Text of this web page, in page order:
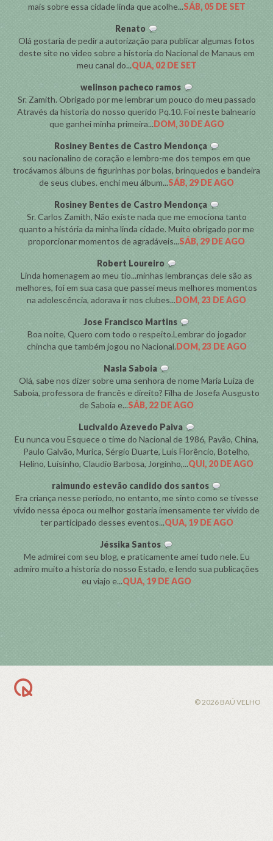
mais sobre essa cidade linda que acolhe...SÁB, 05 DE SET
Renato
Olá gostaria de pedir a autorização para publicar algumas fotos
deste site no video sobre a historia do Nacional de Manaus em
meu canal do...QUA, 02 DE SET
welinson pacheco ramos
Sr. Zamith. Obrigado por me lembrar um pouco do meu passado
Através da historia do nosso querido Pq.10. Foi neste balneario
que ganhei minha primeira...DOM, 30 DE AGO
Rosiney Bentes de Castro Mendonça
sou nacionalino de coração e lembro-me dos tempos em que
trocávamos álbuns de figurinhas por bolas, brinquedos e bandeira
de seus clubes. enchi meu álbum...SÁB, 29 DE AGO
Rosiney Bentes de Castro Mendonça
Sr. Carlos Zamith, Não existe nada que me emociona tanto
quanto a história da minha linda cidade. Muito obrigado por me
proporcionar momentos de agradáveis...SÁB, 29 DE AGO
Robert Loureiro
Linda homenagem ao meu tio...minhas lembranças dele são as
melhores, foi em sua casa que passei meus melhores momentos
na adolescência, adorava ir nos clubes...DOM, 23 DE AGO
Jose Francisco Martins
Boa noite, Quero com todo o respeito.Lembrar do jogador
chincha que também jogou no Nacional.DOM, 23 DE AGO
Nasla Saboia
Olá, sabe nos dizer sobre uma senhora de nome Maria Luiza de
Saboia, professora de francês e direito? Filha de Josefa Ausgusto
de Saboia e...SÁB, 22 DE AGO
Lucivaldo Azevedo Paiva
Eu nunca vou Esquece o time do Nacional de 1986, Pavão, China,
Paulo Galvão, Murica, Sérgio Duarte, Luís Florêncio, Botelho,
Helino, Luísinho, Claudio Barbosa, Jorginho,...QUI, 20 DE AGO
raimundo estevão candido dos santos
Era criança nesse período, no entanto, me sinto como se tivesse
vivido nessa época ou melhor gostaria imensamente ter vivido de
ter participado desses eventos...QUA, 19 DE AGO
Jéssika Santos
Me admirei com seu blog, e praticamente amei tudo nele. Eu
admiro muito a historia do nosso Estado, e lendo sua publicações
eu viajo e...QUA, 19 DE AGO
© 2026 BAÚ VELHO